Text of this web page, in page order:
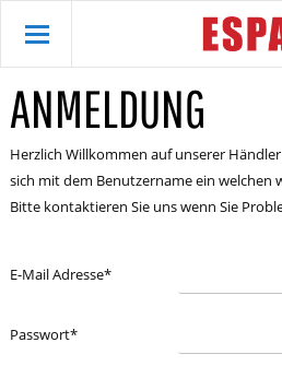
ANMELDUNG
Herzlich Willkommen auf unserer
sich mit dem Benutzername ein welchen
Bitte kontaktieren Sie uns wenn Sie
E-Mail Adresse*
Passwort*